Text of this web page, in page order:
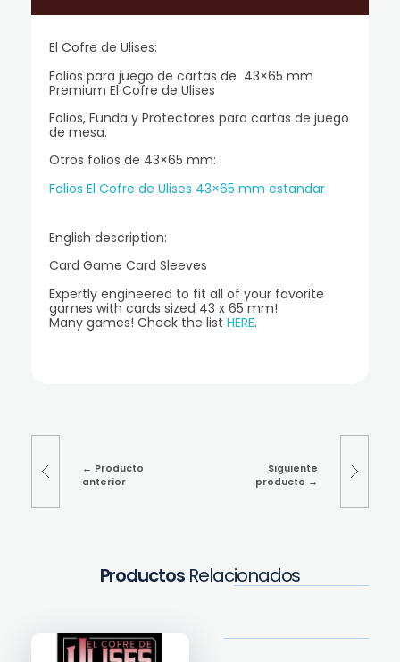
El Cofre de Ulises:
Folios para juego de cartas de 43×65 mm
Premium El Cofre de Ulises
Folios, Funda y Protectores para cartas de juego
de mesa.
Otros folios de 43×65 mm:
Folios El Cofre de Ulises 43×65 mm estandar
English description:
Card Game Card Sleeves
Expertly engineered to fit all of your favorite
games with cards sized 43 x 65 mm!
Many games! Check the list HERE.
Producto
anterior
Siguiente
producto
Productos Relacionados